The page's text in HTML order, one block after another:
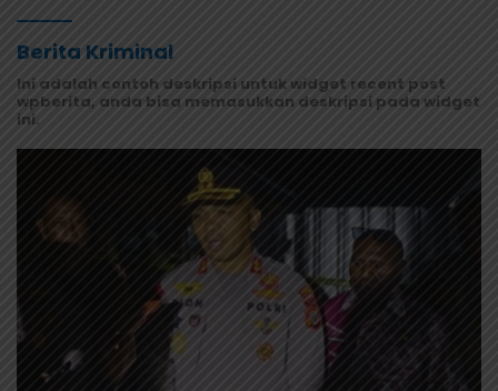
Berita Kriminal
Ini adalah contoh deskripsi untuk widget recent post
wpberita, anda bisa memasukkan deskripsi pada widget
ini.